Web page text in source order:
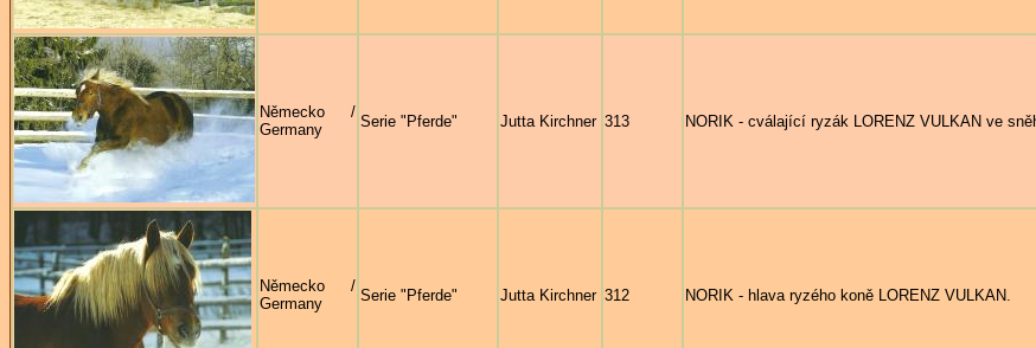
Německo /
Germany
Serie "Pferde" Jutta Kirchner 313 NORIK - cválající ryzák LORENZ VULKAN ve
Německo /
Germany
Serie "Pferde" Jutta Kirchner 312 NORIK - hlava ryzého koně LORENZ VULKAN.